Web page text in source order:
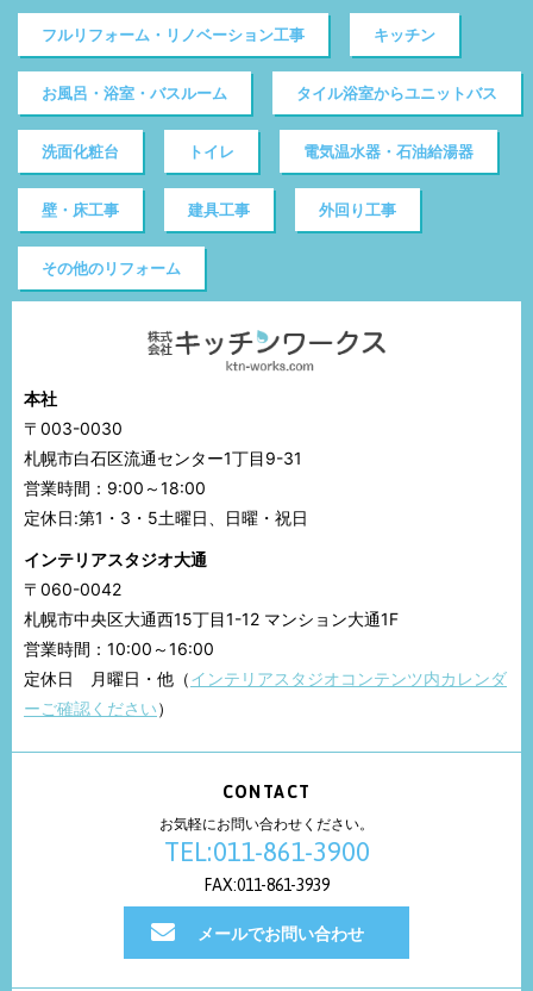
フルリフォーム・リノベーション工事 キッチン
お風呂・浴室・バスルーム タイル浴室からユニットバス
洗面化粧台 トイレ 電気温水器・石油給湯器
壁・床工事 建具工事 外回り工事
その他のリフォーム
本社
〒003-0030
札幌市白石区流通センター1丁目9-31
営業時間：9:00～18:00
定休日:第1・3・5土曜日、日曜・祝日
インテリアスタジオ大通
〒060-0042
札幌市中央区大通西15丁目1-12 マンション大通1F
営業時間：10:00～16:00
定休日 月曜日・他（インテリアスタジオコンテンツ内カレンダ
ーご確認ください）
CONTACT
お気軽にお問い合わせください。
TEL:011-861-3900
FAX:011-861-3939
メールでお問い合わせ